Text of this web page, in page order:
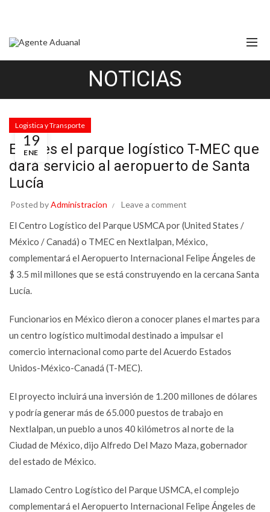
NOTICIAS
19
ENE
Logistica y Transporte
Este es el parque logístico T-MEC que
dará servicio al aeropuerto de Santa
Lucía
Posted byAdministracion Leave a comment
El Centro Logístico del Parque USMCA por (United States /
México / Canadá) o TMEC en Nextlalpan, México,
complementará el Aeropuerto Internacional Felipe Ángeles de
$ 3.5 mil millones que se está construyendo en la cercana Santa
Lucía.
Funcionarios en México dieron a conocer planes el martes para
un centro logístico multimodal destinado a impulsar el
comercio internacional como parte del Acuerdo Estados
Unidos-México-Canadá (T-MEC).
El proyecto incluirá una inversión de 1.200 millones de dólares
y podría generar más de 65.000 puestos de trabajo en
Nextlalpan, un pueblo a unos 40 kilómetros al norte de la
Ciudad de México, dijo Alfredo Del Mazo Maza, gobernador
del estado de México.
Llamado Centro Logístico del Parque USMCA, el complejo
complementará el Aeropuerto Internacional Felipe Ángeles de